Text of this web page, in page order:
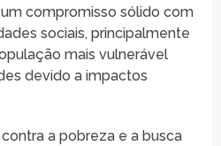
compromisso sólido com
sociais, principalmente
mais vulnerável
devido a impactos
a pobreza e a busca